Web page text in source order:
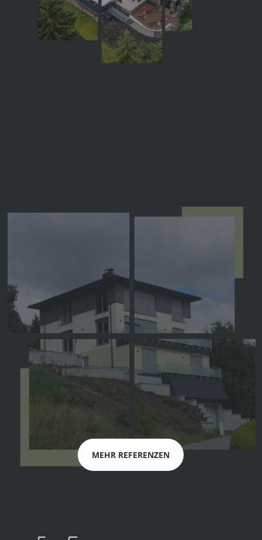
MEHR REFERENZEN